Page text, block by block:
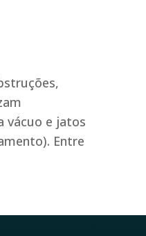
vácuo e jatos
Entre